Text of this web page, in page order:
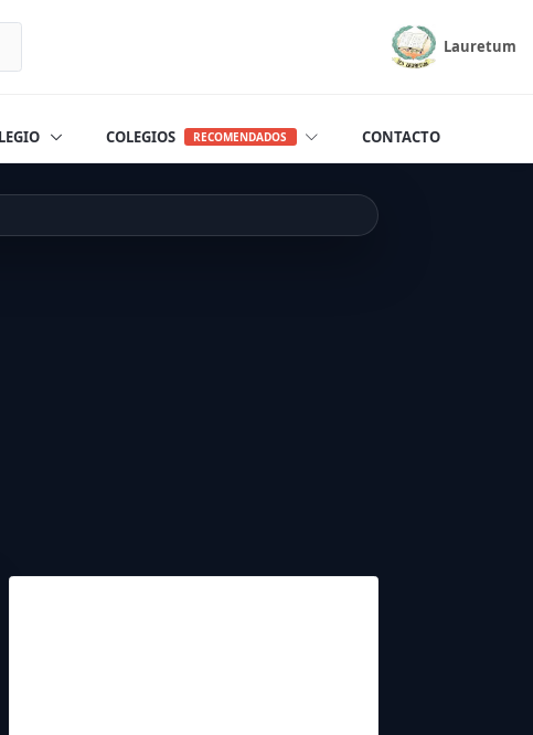
Lauretum
COLEGIOS RECOMENDADOS CONTACTO